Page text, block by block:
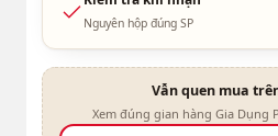
Nguyên hộp đúng SP
Vẫn quen mua
Xem đúng gian hàng Gia Dụng